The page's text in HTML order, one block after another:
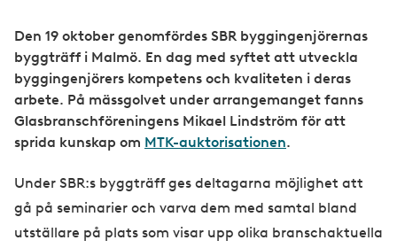
Den 19 oktober genomfördes SBR byggingenjörernas
byggträff i Malmö. En dag med syftet att utveckla
byggingenjörers kompetens och kvaliteten i deras
arbete. På mässgolvet under arrangemanget fanns
Glasbranschföreningens Mikael Lindström för att
sprida kunskap om MTK-auktorisationen.
Under SBR:s byggträff ges deltagarna möjlighet att
gå på seminarier och varva dem med samtal bland
utställare på plats som visar upp olika branschaktuella